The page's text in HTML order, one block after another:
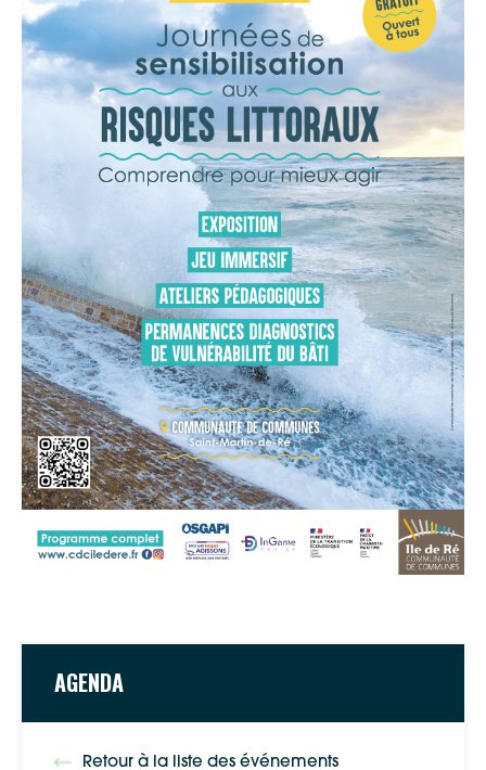
AGENDA
Retour à la liste des événements